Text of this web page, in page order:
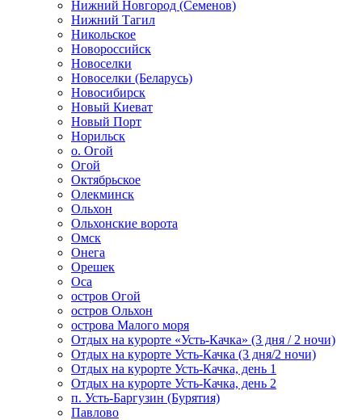
Нижний Новгород (Семенов)
Нижний Тагил
Никольское
Новороссийск
Новоселки
Новоселки (Беларусь)
Новосибирск
Новый Киеват
Новый Порт
Норильск
о. Огой
Огой
Октябрьское
Олекминск
Ольхон
Ольхонские ворота
Омск
Онега
Орешек
Оса
остров Огой
остров Ольхон
острова Малого моря
Отдых на курорте «Усть-Качка» (3 дня / 2 ночи)
Отдых на курорте Усть-Качка (3 дня/2 ночи)
Отдых на курорте Усть-Качка, день 1
Отдых на курорте Усть-Качка, день 2
п. Усть-Баргузин (Бурятия)
Павлово